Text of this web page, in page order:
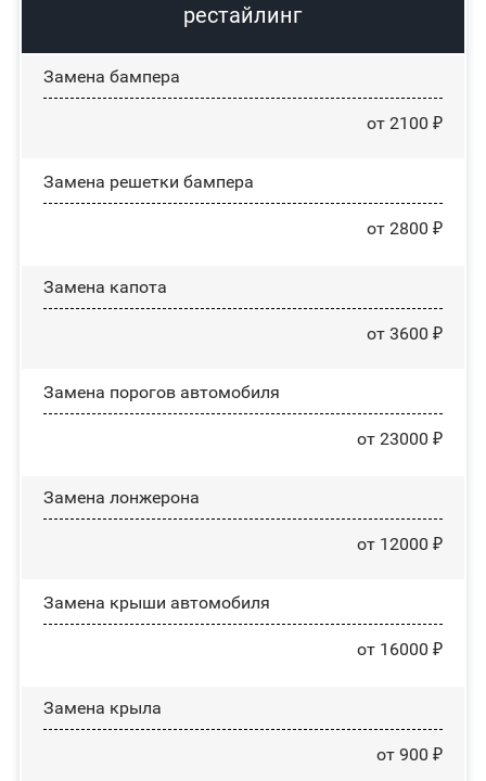
рестайлинг
Замена бампера
от 2100 ₽
Замена решетки бампера
от 2800 ₽
Замена капота
от 3600 ₽
Замена порогов автомобиля
от 23000 ₽
Замена лонжерона
от 12000 ₽
Замена крыши автомобиля
от 16000 ₽
Замена крыла
от 900 ₽